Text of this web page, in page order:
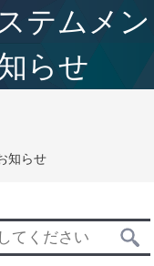
テムメン
らせ
知らせ